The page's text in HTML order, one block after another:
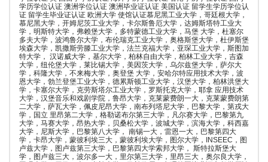
学历学位认证 澳洲学位认证 澳洲毕业证认证 美国认证 留学生学历学位认
证 留学生毕业证认证 欧洲大学 使馆认证慕尼黑工业大学，哥廷根大学，
慕尼黑大学，开姆尼茨工业大学，卡尔斯鲁厄大学，达姆斯塔特工业大
学，明斯特大学，弗赖堡大学，多特蒙德工业大学，马堡 大学，杜塞尔
多夫大学，波鸿鲁尔大学，布伦瑞克工业大学，奥格斯堡大学，杜伊斯堡
埃森大学，凯撒斯劳滕工业大学，法兰克福大学，亚琛工业大学，斯图加
特大学， 汉诺威大学，基尔大学，柏林自由大学，柏林工业大学，吉森
大学，纽伦堡大学，莱比锡大学，美因茨大学，乌尔兹堡大学，萨尔大
学，科隆大学，不来梅大学，奥登堡 大学，安哈尔特应用技术大学，波
恩大学，勃兰登堡工业大学，德累斯顿工业大学，汉堡大学，柏林洪堡大
学，卡塞尔大学，克劳斯塔尔工业大学，罗斯托克大学，耶拿 应用技术
大学，汉堡音乐和戏剧学院，鲁昂大学，克莱蒙费朗一大，克莱蒙费朗第
二大学，萨瓦大学，佩皮尼昂大学，南布列塔尼大学，巴黎大学，第戎大
学，国立 里昂第二大学，格勒诺布尔第三大学，凡尔赛大学，巴黎第九
大学，马赛大学，昂热大学，贝桑松大学，波城大学，滨海大学，科西嘉
大学，尼斯大学，巴黎第八大学， 南锡一大，雷恩一大，巴黎第四大
学，卡昂大学，蒙彼利埃三大，蒙彼利埃大学，图尔大学，INSEEC，图
卢兹大学，图卢兹第三大学，巴黎第四大学索邦大学， 斯特拉斯堡大
学，图卢兹三大，波尔多一大，里尔第三大学，里昂三大，奥尔良大学，